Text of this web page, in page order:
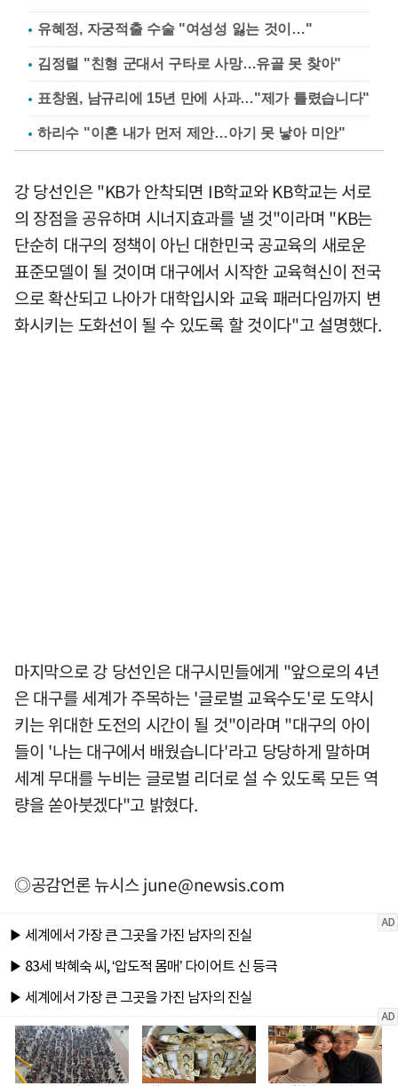
유혜정, 자궁적출 수술 "여성성 잃는 것이…"
김정렬 "친형 군대서 구타로 사망…유골 못 찾아"
표창원, 남규리에 15년 만에 사과…"제가 틀렸습니다"
하리수 "이혼 내가 먼저 제안…아기 못 낳아 미안"
강 당선인은 "KB가 안착되면 IB학교와 KB학교는 서로
의 장점을 공유하며 시너지효과를 낼 것"이라며 "KB는
단순히 대구의 정책이 아닌 대한민국 공교육의 새로운
표준모델이 될 것이며 대구에서 시작한 교육혁신이 전국
으로 확산되고 나아가 대학입시와 교육 패러다임까지 변
화시키는 도화선이 될 수 있도록 할 것이다"고 설명했다.
마지막으로 강 당선인은 대구시민들에게 "앞으로의 4년
은 대구를 세계가 주목하는 '글로벌 교육수도'로 도약시
키는 위대한 도전의 시간이 될 것"이라며 "대구의 아이
들이 '나는 대구에서 배웠습니다'라고 당당하게 말하며
세계 무대를 누비는 글로벌 리더로 설 수 있도록 모든 역
량을 쏟아붓겠다"고 밝혔다.
◎공감언론 뉴시스june@newsis.com